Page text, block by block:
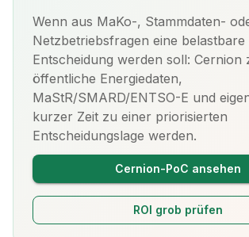
Wenn aus MaKo-, Stammdaten-
Netzbetriebsfragen eine
Entscheidung werden soll: Cernion
öffentliche Energiedaten,
MaStR/SMARD/ENTSO-E und
kurzer Zeit zu einer priorisierten
Entscheidungslage werden.
Cernion-PoC ansehen
ROI grob prüfen